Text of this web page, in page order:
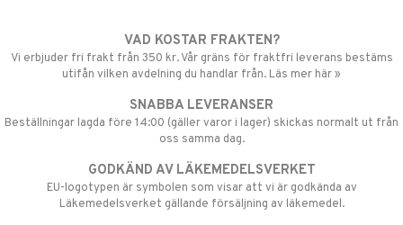
VAD KOSTAR FRAKTEN?
Vi erbjuder fri frakt från 350 kr. Vår gräns för fraktfri leverans bestäms
utifån vilken avdelning du handlar från. Läs mer här »
SNABBA LEVERANSER
Beställningar lagda före 14:00 (gäller varor i lager) skickas normalt ut från
oss samma dag.
GODKÄND AV LÄKEMEDELSVERKET
EU-logotypen är symbolen som visar att vi är godkända av
Läkemedelsverket gällande försäljning av läkemedel.